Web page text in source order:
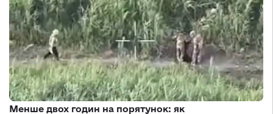
Менше двох годин на порятунок: як